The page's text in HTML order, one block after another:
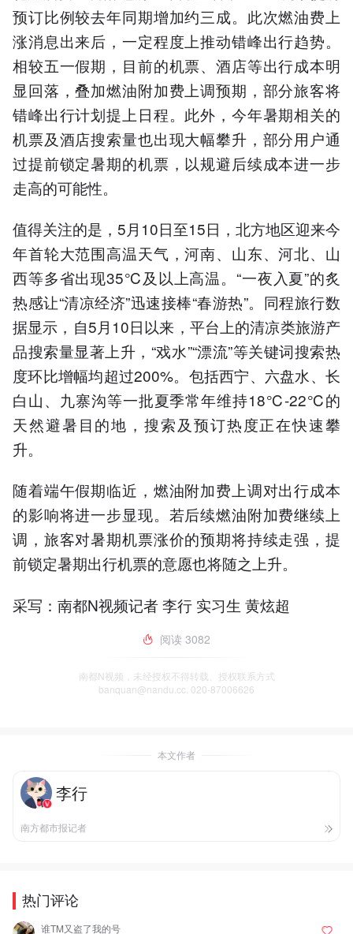
预订比例较去年同期增加约三成。此次燃油费上
涨消息出来后，一定程度上推动错峰出行趋势。
相较五一假期，目前的机票、酒店等出行成本明
显回落，叠加燃油附加费上调预期，部分旅客将
错峰出行计划提上日程。此外，今年暑期相关的
机票及酒店搜索量也出现大幅攀升，部分用户通
过提前锁定暑期的机票，以规避后续成本进一步
走高的可能性。
值得关注的是，5月10日至15日，北方地区迎来今
年首轮大范围高温天气，河南、山东、河北、山
西等多省出现35℃及以上高温。“一夜入夏”的炙
热感让“清凉经济”迅速接棒“春游热”。同程旅行数
据显示，自5月10日以来，平台上的清凉类旅游产
品搜索量显著上升，“戏水”“漂流”等关键词搜索热
度环比增幅均超过200%。包括西宁、六盘水、长
白山、九寨沟等一批夏季常年维持18℃-22℃的
天然避暑目的地，搜索及预订热度正在快速攀
升。
随着端午假期临近，燃油附加费上调对出行成本
的影响将进一步显现。若后续燃油附加费继续上
调，旅客对暑期机票涨价的预期将持续走强，提
前锁定暑期出行机票的意愿也将随之上升。
采写：南都N视频记者 李行 实习生 黄炫超
阅读 3082
南都N视频，未经授权不得转载、授权联系方式
banquan@nandu.cc. 020-87006626
本文作者
李行
南方都市报记者
热门评论
谁TM又盗了我的号